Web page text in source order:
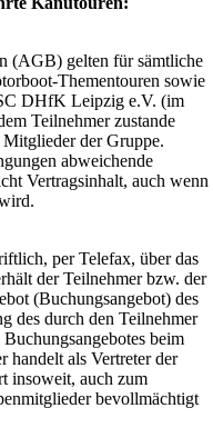
(AGB) gelten für sämtliche
Thementouren sowie
DHfK Leipzig e.V. (im
Teilnehmer zustande
der Gruppe.
abweichende
Vertragsinhalt, auch wenn
per Telefax, über das
der Teilnehmer bzw. der
(Buchungsangebot) des
des durch den Teilnehmer
beim
handelt als Vertreter der
insoweit, auch zum
bevollmächtigt